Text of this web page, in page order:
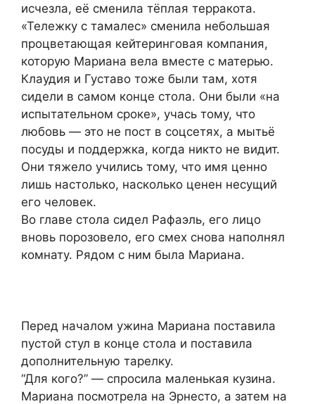
исчезла, её сменила тёплая терракота.
«Тележку с тамалес» сменила небольшая
процветающая кейтеринговая компания,
которую Мариана вела вместе с матерью.
Клаудия и Густаво тоже были там, хотя
сидели в самом конце стола. Они были «на
испытательном сроке», учась тому, что
любовь — это не пост в соцсетях, а мытьё
посуды и поддержка, когда никто не видит.
Они тяжело учились тому, что имя ценно
лишь настолько, насколько ценен несущий
его человек.
Во главе стола сидел Рафаэль, его лицо
вновь порозовело, его смех снова наполнял
комнату. Рядом с ним была Мариана.
Перед началом ужина Мариана поставила
пустой стул в конце стола и поставила
дополнительную тарелку.
“Для кого?” — спросила маленькая кузина.
Мариана посмотрела на Эрнесто, а затем на